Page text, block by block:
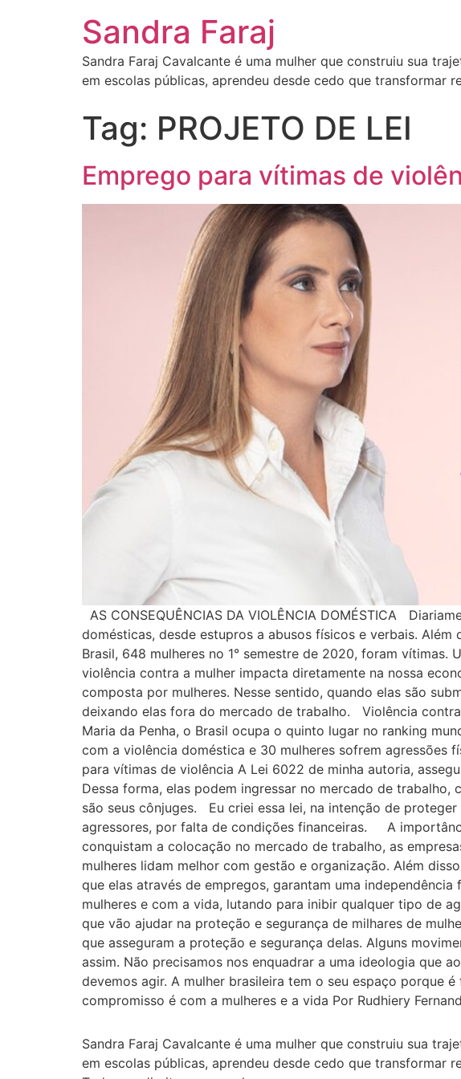
Sandra Faraj
Sandra Faraj Cavalcante é uma mulher que construiu sua
em escolas públicas, aprendeu desde cedo que transformar
Tag: PROJETO DE LEI
Emprego para vítimas de
AS CONSEQUÊNCIAS DA VIOLÊNCIA DOMÉSTICA
domésticas, desde estupros a abusos físicos e verbais.
Brasil, 648 mulheres no 1° semestre de 2020, foram
violência contra a mulher impacta diretamente na nossa
composta por mulheres. Nesse sentido, quando elas são
deixando elas fora do mercado de trabalho. Violência
Maria da Penha, o Brasil ocupa o quinto lugar no ranking
com a violência doméstica e 30 mulheres sofrem agressões
para vítimas de violência A Lei 6022 de minha autoria,
Dessa forma, elas podem ingressar no mercado de
são seus cônjuges. Eu criei essa lei, na intenção de
agressores, por falta de condições financeiras. A
conquistam a colocação no mercado de trabalho, as
mulheres lidam melhor com gestão e organização. Além
que elas através de empregos, garantam uma
mulheres e com a vida, lutando para inibir qualquer tipo de
que vão ajudar na proteção e segurança de milhares de
que asseguram a proteção e segurança delas. Alguns
assim. Não precisamos nos enquadrar a uma ideologia que
devemos agir. A mulher brasileira tem o seu espaço porque
compromisso é com a mulheres e a vida Por Rudhiery
Sandra Faraj Cavalcante é uma mulher que construiu sua
em escolas públicas, aprendeu desde cedo que transformar